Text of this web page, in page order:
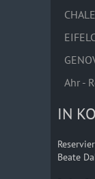
Ahr -
IN
Beate